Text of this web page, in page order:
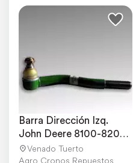
Barra Dirección Izq.
John Deere 8100-8200-
8300
Venado Tuerto
Agro Cronos Repuestos